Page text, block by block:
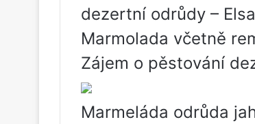
dezertní odrůdy –
Marmolada včetně
Zájem o pěstování
Marmeláda odrůda